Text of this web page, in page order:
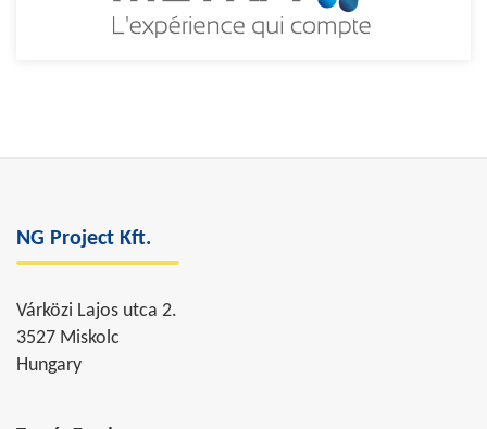
NG Project Kft.
Várközi Lajos utca 2.
3527 Miskolc
Hungary